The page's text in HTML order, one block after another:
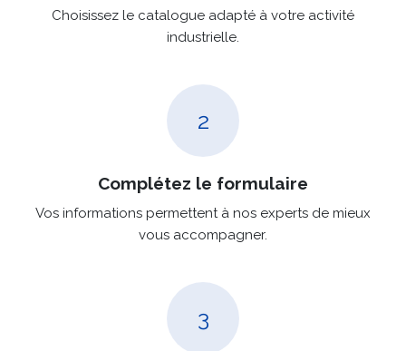
Choisissez le catalogue adapté à votre activité
industrielle.
2
Complétez le formulaire
Vos informations permettent à nos experts de mieux
vous accompagner.
3